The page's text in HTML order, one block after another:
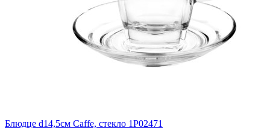
Блюдце d14,5см Caffe, стекло 1P02471